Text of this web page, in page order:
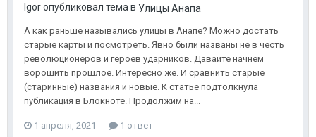
Igor опубликовал тема в Улицы Анапа
А как раньше назывались улицы в Анапе? Можно достать
старые карты и посмотреть. Явно были названы не в честь
революционеров и героев ударников. Давайте начнем
ворошить прошлое. Интересно же. И сравнить старые
(старинные) названия и новые. К статье подтолкнула
публикация в Блокноте. Продолжим на...
1 апреля, 2021 1 ответ